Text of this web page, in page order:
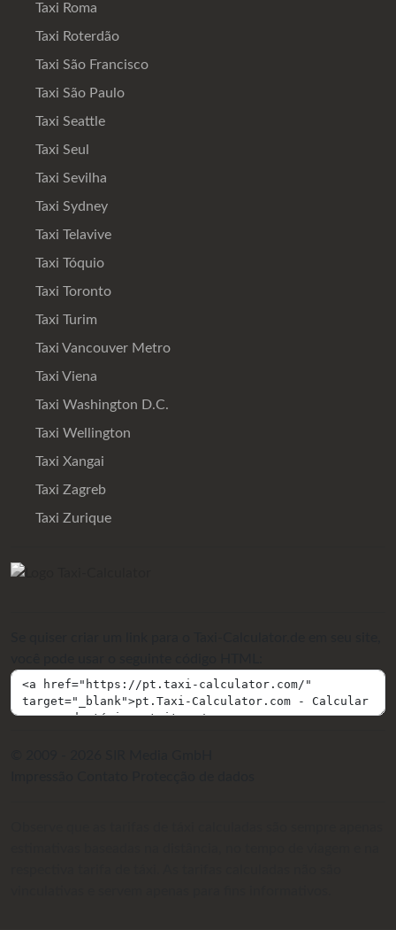
Taxi Roma
Taxi Roterdão
Taxi São Francisco
Taxi São Paulo
Taxi Seattle
Taxi Seul
Taxi Sevilha
Taxi Sydney
Taxi Telavive
Taxi Tóquio
Taxi Toronto
Taxi Turim
Taxi Vancouver Metro
Taxi Viena
Taxi Washington D.C.
Taxi Wellington
Taxi Xangai
Taxi Zagreb
Taxi Zurique